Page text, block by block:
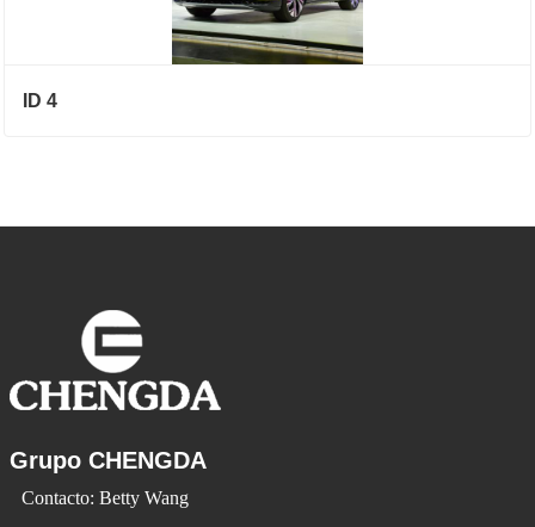
ID 4
Grupo CHENGDA
Contacto: Betty Wang